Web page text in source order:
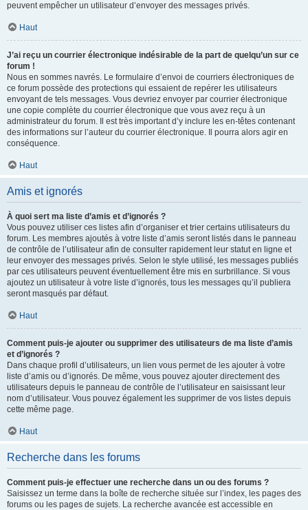
peuvent empêcher un utilisateur d’envoyer des messages privés.
Haut
J’ai reçu un courrier électronique indésirable de la part de quelqu’un sur ce
forum !
Nous en sommes navrés. Le formulaire d’envoi de courriers électroniques de
ce forum possède des protections qui essaient de repérer les utilisateurs
envoyant de tels messages. Vous devriez envoyer par courrier électronique
une copie complète du courrier électronique que vous avez reçu à un
administrateur du forum. Il est très important d’y inclure les en-têtes contenant
des informations sur l’auteur du courrier électronique. Il pourra alors agir en
conséquence.
Haut
Amis et ignorés
À quoi sert ma liste d’amis et d’ignorés ?
Vous pouvez utiliser ces listes afin d’organiser et trier certains utilisateurs du
forum. Les membres ajoutés à votre liste d’amis seront listés dans le panneau
de contrôle de l’utilisateur afin de consulter rapidement leur statut en ligne et
leur envoyer des messages privés. Selon le style utilisé, les messages publiés
par ces utilisateurs peuvent éventuellement être mis en surbrillance. Si vous
ajoutez un utilisateur à votre liste d’ignorés, tous les messages qu’il publiera
seront masqués par défaut.
Haut
Comment puis-je ajouter ou supprimer des utilisateurs de ma liste d’amis
et d’ignorés ?
Dans chaque profil d’utilisateurs, un lien vous permet de les ajouter à votre
liste d’amis ou d’ignorés. De même, vous pouvez ajouter directement des
utilisateurs depuis le panneau de contrôle de l’utilisateur en saisissant leur
nom d’utilisateur. Vous pouvez également les supprimer de vos listes depuis
cette même page.
Haut
Recherche dans les forums
Comment puis-je effectuer une recherche dans un ou des forums ?
Saisissez un terme dans la boîte de recherche située sur l’index, les pages des
forums ou les pages de sujets. La recherche avancée est accessible en